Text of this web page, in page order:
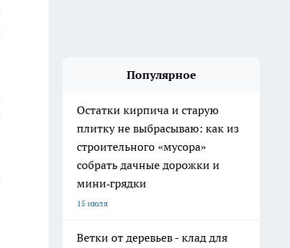
Популярное
Остатки кирпича и старую
плитку не выбрасываю: как из
строительного «мусора»
собрать дачные дорожки и
мини‑грядки
15 июля
Ветки от деревьев - клад для